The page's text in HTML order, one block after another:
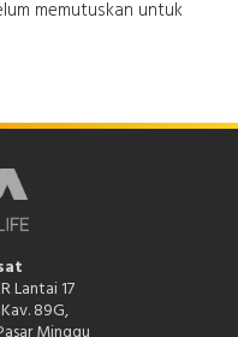
memutuskan untuk
Lantai 17
89G,